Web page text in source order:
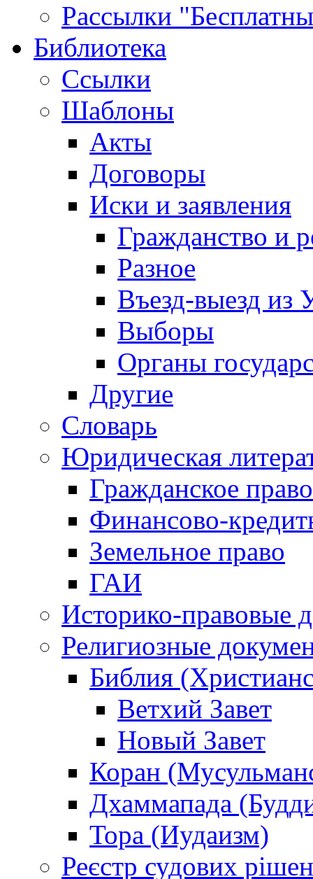
Рассылки
Библиотека
Ссылки
Шаблоны
Акты
Договоры
Иски и заявления
Гражданство и
Разное
Въезд-выезд из
Выборы
Органы
Другие
Словарь
Юридическая
Гражданское право
Финансово-
Земельное право
ГАИ
Историко-правовые
Религиозные
Библия
Ветхий Завет
Новый Завет
Коран
Дхаммапада
Тора (Иудаизм)
Реєстр судових